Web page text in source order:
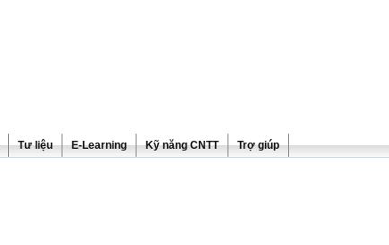
Tư liệu E-Learning Kỹ năng CNTT Trợ giúp